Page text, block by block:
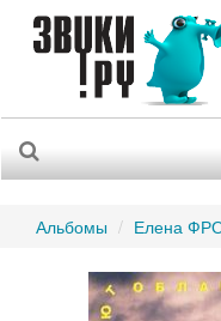
Альбомы Елена